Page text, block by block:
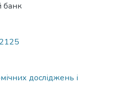
банк
досліджень і